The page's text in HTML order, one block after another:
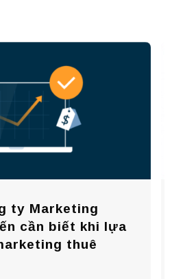
ty Marketing
cần biết khi lựa
thuê